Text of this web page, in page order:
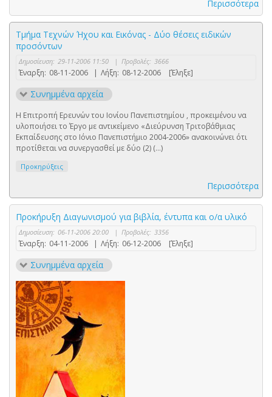
Περισσότερα
Τμήμα Τεχνών Ήχου και Εικόνας - Δύο θέσεις ειδικών
προσόντων
Δημοσίευση: 29-11-2006 11:50 | Προβολές: 3666
Έναρξη: 08-11-2006 | Λήξη: 08-12-2006 [Έληξε]
Συνημμένα αρχεία
Η Επιτροπή Ερευνών του Ιονίου Πανεπιστημίου , προκειμένου να
υλοποιήσει το Έργο με αντικείμενο «Διεύρυνση Τριτοβάθμιας
Εκπαίδευσης στο Ιόνιο Πανεπιστήμιο 2004-2006» ανακοινώνει ότι
προτίθεται να συνεργασθεί με δύο (2) (...)
Προκηρύξεις
Περισσότερα
Προκήρυξη Διαγωνισμού για βιβλία, έντυπα και ο/α υλικό
Δημοσίευση: 06-11-2006 20:00 | Προβολές: 3356
Έναρξη: 04-11-2006 | Λήξη: 06-12-2006 [Έληξε]
Συνημμένα αρχεία